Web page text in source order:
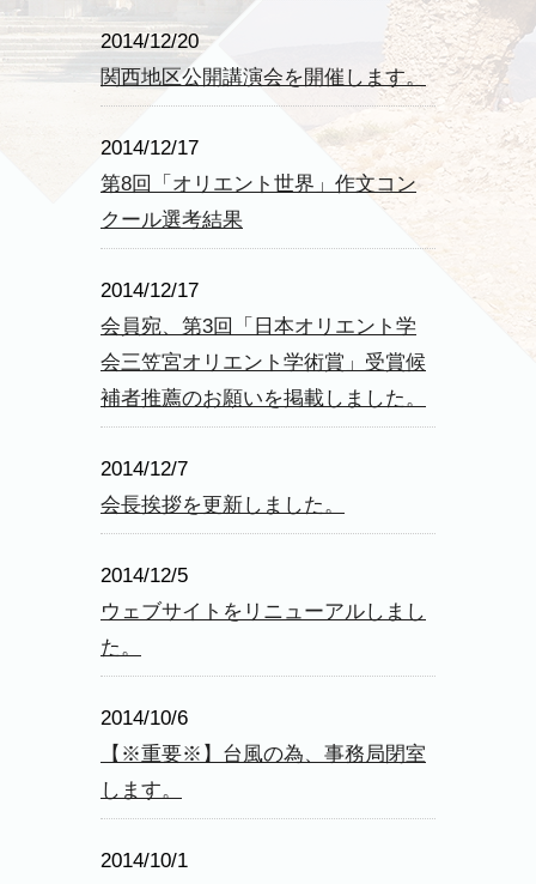
2014/12/20
関西地区公開講演会を開催します。
2014/12/17
第8回「オリエント世界」作文コン
クール選考結果
2014/12/17
会員宛、第3回「日本オリエント学
会三笠宮オリエント学術賞」受賞候
補者推薦のお願いを掲載しました。
2014/12/7
会長挨拶を更新しました。
2014/12/5
ウェブサイトをリニューアルしまし
た。
2014/10/6
【※重要※】台風の為、事務局閉室
します。
2014/10/1